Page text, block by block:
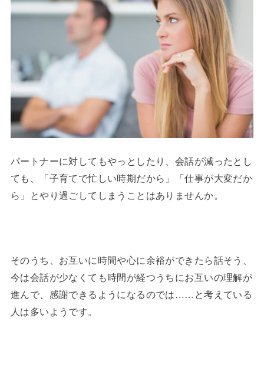
パートナーに対してもやっとしたり、会話が減ったとし
ても、「子育てで忙しい時期だから」「仕事が大変だか
ら」とやり過ごしてしまうことはありませんか。
そのうち、お互いに時間や心に余裕ができたら話そう、
今は会話が少なくても時間が経つうちにお互いの理解が
進んで、感謝できるようになるのでは……と考えている
人は多いようです。